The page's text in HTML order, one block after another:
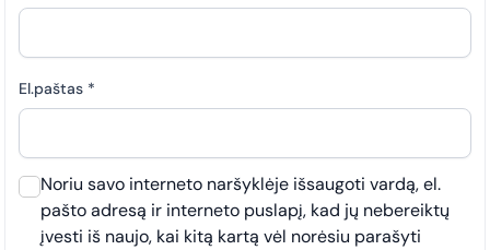
El.paštas *
Noriu savo interneto naršyklėje išsaugoti vardą, el.
pašto adresą ir interneto puslapį, kad jų nebereiktų
įvesti iš naujo, kai kitą kartą vėl norėsiu parašyti